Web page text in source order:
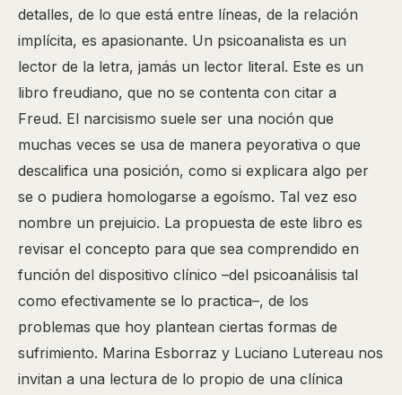
detalles, de lo que está entre líneas, de la relación
implícita, es apasionante. Un psicoanalista es un
lector de la letra, jamás un lector literal. Este es un
libro freudiano, que no se contenta con citar a
Freud. El narcisismo suele ser una noción que
muchas veces se usa de manera peyorativa o que
descalifica una posición, como si explicara algo per
se o pudiera homologarse a egoísmo. Tal vez eso
nombre un prejuicio. La propuesta de este libro es
revisar el concepto para que sea comprendido en
función del dispositivo clínico –del psicoanálisis tal
como efectivamente se lo practica–, de los
problemas que hoy plantean ciertas formas de
sufrimiento. Marina Esborraz y Luciano Lutereau nos
invitan a una lectura de lo propio de una clínica